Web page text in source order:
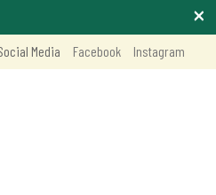
Media Facebook Instagram